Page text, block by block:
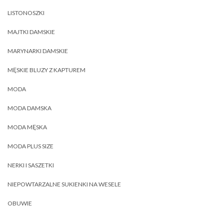
LISTONOSZKI
MAJTKI DAMSKIE
MARYNARKI DAMSKIE
MĘSKIE BLUZY Z KAPTUREM
MODA
MODA DAMSKA
MODA MĘSKA
MODA PLUS SIZE
NERKI I SASZETKI
NIEPOWTARZALNE SUKIENKI NA WESELE
OBUWIE